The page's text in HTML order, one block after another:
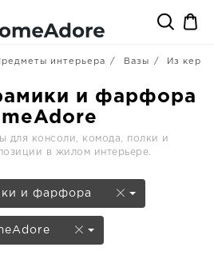
интерьера Вазы Из
и фарфора
для консоли, комода, полки и
в жилом интерьере.
и фарфора